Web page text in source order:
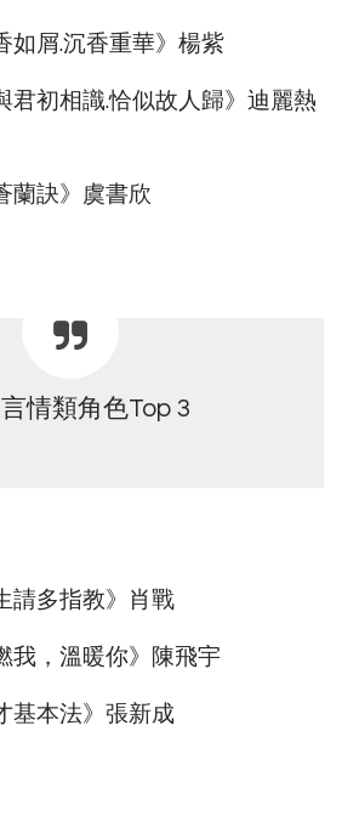
如屑.沉香重華》楊紫
君初相識.恰似故人歸》迪麗熱
蘭訣》虞書欣
情類角色Top 3
請多指教》肖戰
我，溫暖你》陳飛宇
基本法》張新成